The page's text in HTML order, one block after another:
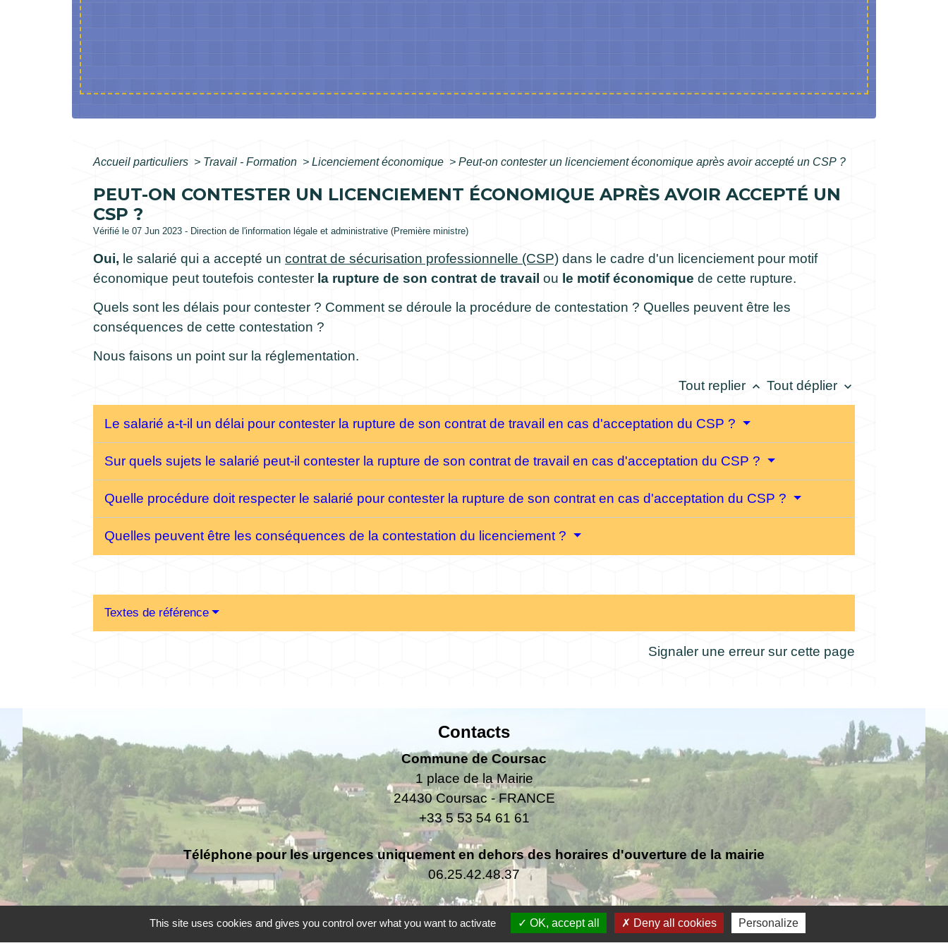
Accueil particuliers > Travail - Formation > Licenciement économique > Peut-on contester un licenciement économique après avoir accepté un CSP ?
PEUT-ON CONTESTER UN LICENCIEMENT ÉCONOMIQUE APRÈS AVOIR ACCEPTÉ UN
CSP ?
Vérifié le 07 Jun 2023 - Direction de l'information légale et administrative (Première ministre)
Oui, le salarié qui a accepté un contrat de sécurisation professionnelle (CSP) dans le cadre d'un licenciement pour motif
économique peut toutefois contester la rupture de son contrat de travail ou le motif économique de cette rupture.
Quels sont les délais pour contester ? Comment se déroule la procédure de contestation ? Quelles peuvent être les
conséquences de cette contestation ?
Nous faisons un point sur la réglementation.
Tout replier keyboard_arrow_up Tout déplier keyboard_arrow_down
Le salarié a-t-il un délai pour contester la rupture de son contrat de travail en cas d'acceptation du CSP ?
Sur quels sujets le salarié peut-il contester la rupture de son contrat de travail en cas d'acceptation du CSP ?
Quelle procédure doit respecter le salarié pour contester la rupture de son contrat en cas d'acceptation du CSP ?
Quelles peuvent être les conséquences de la contestation du licenciement ?
Textes de référence
Signaler une erreur sur cette page
Contacts
Commune de Coursac
1 place de la Mairie
24430 Coursac - FRANCE
+33 5 53 54 61 61
Téléphone pour les urgences uniquement en dehors des horaires d'ouverture de la mairie
06.25.42.48.37
This site uses cookies and gives you control over what you want to activate OK, accept all Deny all cookies Personalize